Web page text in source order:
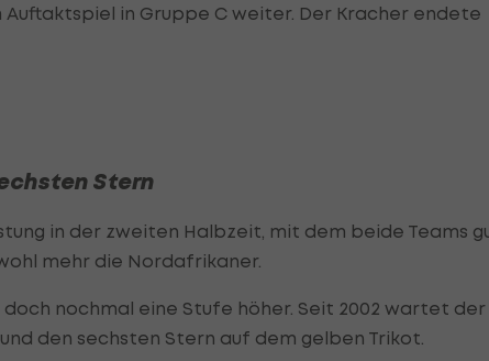
in Gruppe C weiter. Der Kracher endete
Stern
in der zweiten Halbzeit, mit dem beide Teams
mehr die Nordafrikaner.
doch nochmal eine Stufe höher. Seit 2002 wartet der
den sechsten Stern auf dem gelben Trikot.